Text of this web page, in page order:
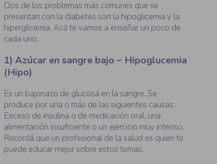
Dos de los problemas más comunes que se
presentan con la diabetes son la hipoglicemia y la
hiperglicemia. Acá te vamos a enseñar un poco de
cada uno.
1) Azúcar en sangre bajo – Hipoglucemia
(Hipo)
Es un bajonazo de glucosa en la sangre. Se
produce por una o más de las siguientes causas:
Exceso de insulina o de medicación oral, una
alimentación insuficiente o un ejercicio muy intenso.
Recordá que un profesional de la salud es quien te
puede educar mejor sobre estos temas.